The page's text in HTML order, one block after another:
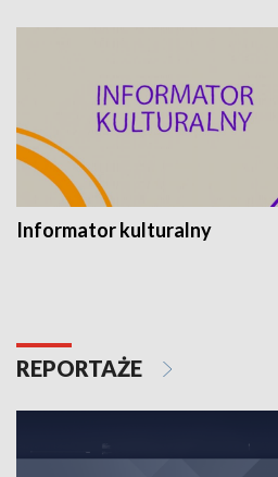
Informator kulturalny
REPORTAŻE